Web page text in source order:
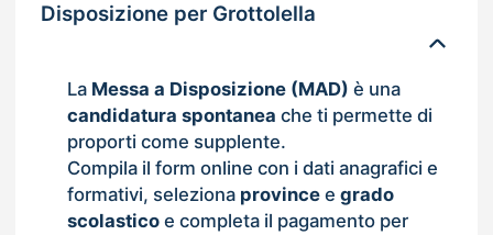
Disposizione per Grottolella
La Messa a Disposizione (MAD) è una
candidatura spontanea che ti permette di
proporti come supplente.
Compila il form online con i dati anagrafici e
formativi, seleziona provincee grado
scolasticoe completa il pagamento per